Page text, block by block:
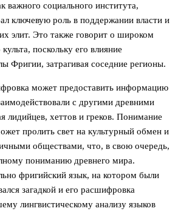
важного социального института,
ключевую роль в поддержании власти и
элит. Это также говорит о широком
поскольку его влияние
Фригии, затрагивая соседние регионы.
может предоставить информацию
с другими древними
лидийцев, хеттов и греков. Понимание
пролить свет на культурный обмен и
обществами, что, в свою очередь,
пониманию древнего мира.
фригийский язык, на котором были
загадкой и его расшифровка
лингвистическому анализу языков